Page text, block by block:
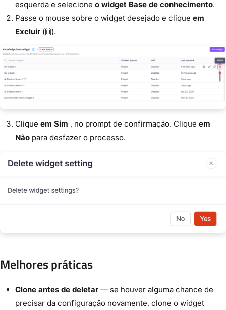
esquerda e selecione o widget Base de conhecimento.
Passe o mouse sobre o widget desejado e clique em
Excluir ( ).
Clique em Sim , no prompt de confirmação. Clique em
Não para desfazer o processo.
Melhores práticas
Clone antes de deletar — se houver alguma chance de
precisar da configuração novamente, clone o widget